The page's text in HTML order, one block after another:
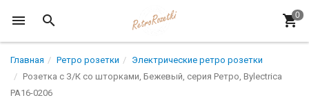
Главная Ретро розетки
Электрические ретро розетки
Розетка с З/К со шторками, Бежевый, серия Ретро, Bylectrica
РА16-0206